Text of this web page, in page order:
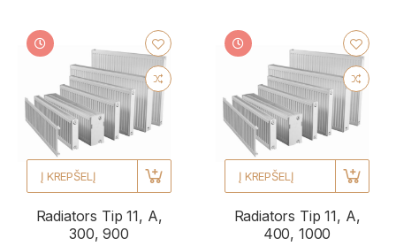
Į KREPŠELĮ
Radiators Tip 11, A,
300, 900
Į KREPŠELĮ
Radiators Tip 11, A,
400, 1000